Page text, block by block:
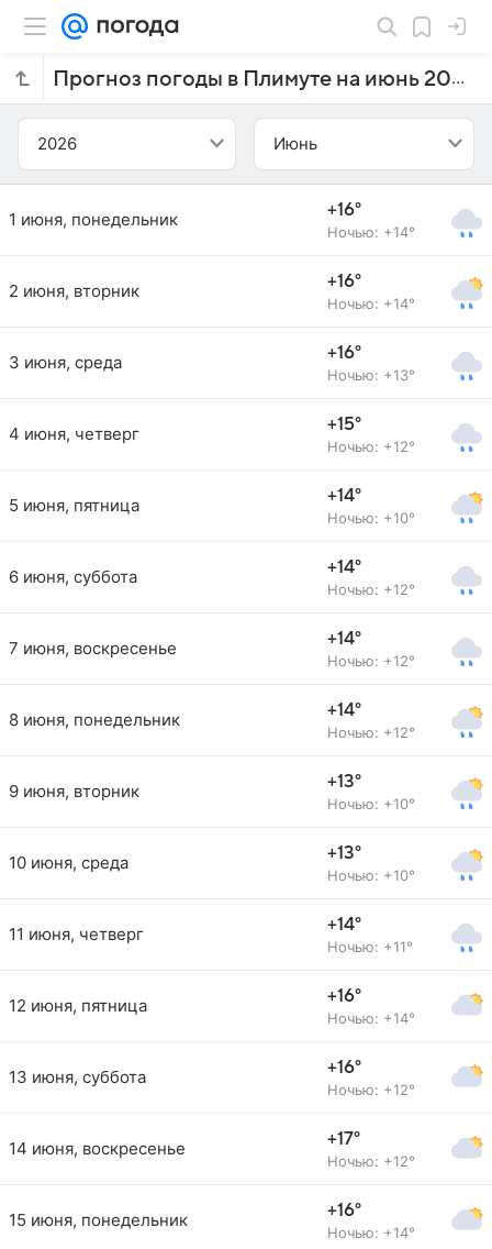
Прогноз погоды в Плимуте на июнь 2026 года
2026 Июнь
1 июня, понедельник +16°
Ночью: +14°
2 июня, вторник +16°
Ночью: +14°
3 июня, среда +16°
Ночью: +13°
4 июня, четверг +15°
Ночью: +12°
5 июня, пятница +14°
Ночью: +10°
6 июня, суббота +14°
Ночью: +12°
7 июня, воскресенье +14°
Ночью: +12°
8 июня, понедельник +14°
Ночью: +12°
9 июня, вторник +13°
Ночью: +10°
10 июня, среда +13°
Ночью: +10°
11 июня, четверг +14°
Ночью: +11°
12 июня, пятница +16°
Ночью: +14°
13 июня, суббота +16°
Ночью: +12°
14 июня, воскресенье +17°
Ночью: +12°
15 июня, понедельник +16°
Ночью: +14°